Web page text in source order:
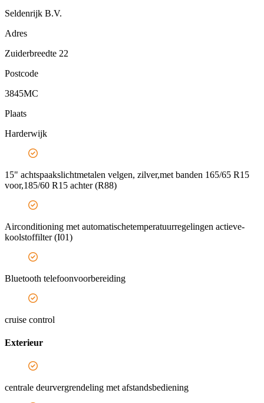
Seldenrijk B.V.
Adres
Zuiderbreedte 22
Postcode
3845MC
Plaats
Harderwijk
15" achtspaakslichtmetalen velgen, zilver,met banden 165/65 R15
voor,185/60 R15 achter (R88)
Airconditioning met automatischetemperatuurregelingen actieve-
koolstoffilter (I01)
Bluetooth telefoonvoorbereiding
cruise control
Exterieur
centrale deurvergrendeling met afstandsbediening